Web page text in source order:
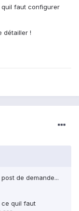
quil faut configurer
détailler !
de demande...
ce quil faut